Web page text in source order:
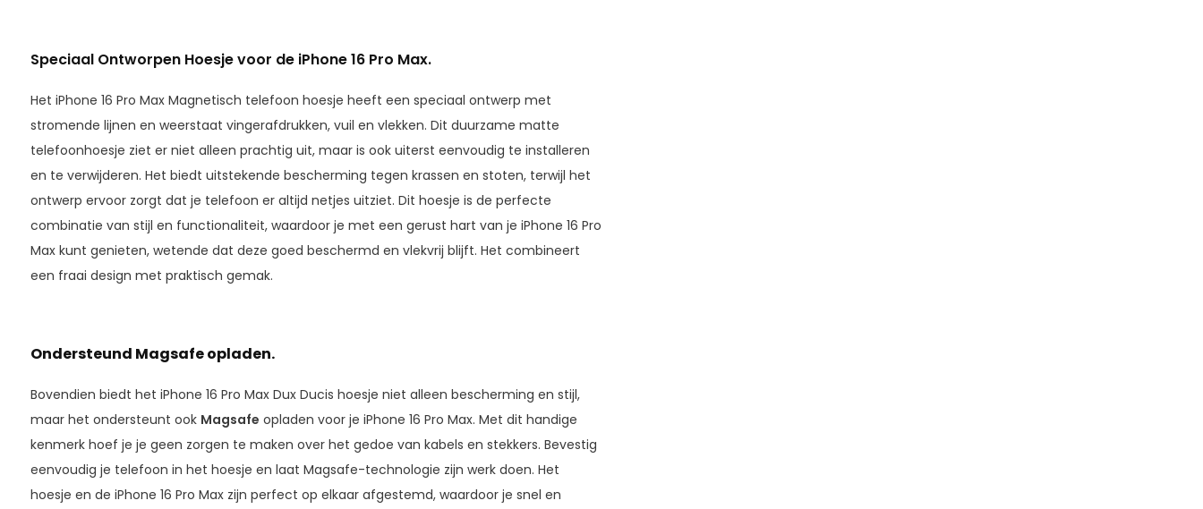
Speciaal Ontworpen Hoesje voor de iPhone 16 Pro Max.
Het iPhone 16 Pro Max Magnetisch telefoon hoesje heeft een speciaal ontwerp met
stromende lijnen en weerstaat vingerafdrukken, vuil en vlekken. Dit duurzame matte
telefoonhoesje ziet er niet alleen prachtig uit, maar is ook uiterst eenvoudig te installeren
en te verwijderen. Het biedt uitstekende bescherming tegen krassen en stoten, terwijl het
ontwerp ervoor zorgt dat je telefoon er altijd netjes uitziet. Dit hoesje is de perfecte
combinatie van stijl en functionaliteit, waardoor je met een gerust hart van je iPhone 16 Pro
Max kunt genieten, wetende dat deze goed beschermd en vlekvrij blijft. Het combineert
een fraai design met praktisch gemak.
Ondersteund Magsafe opladen.
Bovendien biedt het iPhone 16 Pro Max Dux Ducis hoesje niet alleen bescherming en stijl,
maar het ondersteunt ook Magsafe opladen voor je iPhone 16 Pro Max. Met dit handige
kenmerk hoef je je geen zorgen te maken over het gedoe van kabels en stekkers. Bevestig
eenvoudig je telefoon in het hoesje en laat Magsafe-technologie zijn werk doen. Het
hoesje en de iPhone 16 Pro Max zijn perfect op elkaar afgestemd, waardoor je snel en